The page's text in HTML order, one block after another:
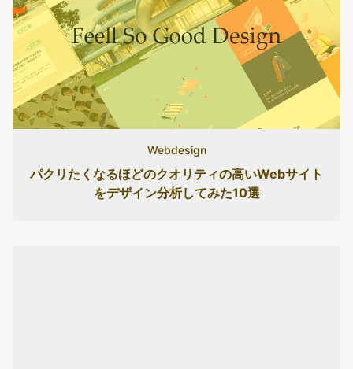
Webdesign
パクリたくなるほどのクオリティの高いWebサイト
をデザイン分析してみた10選